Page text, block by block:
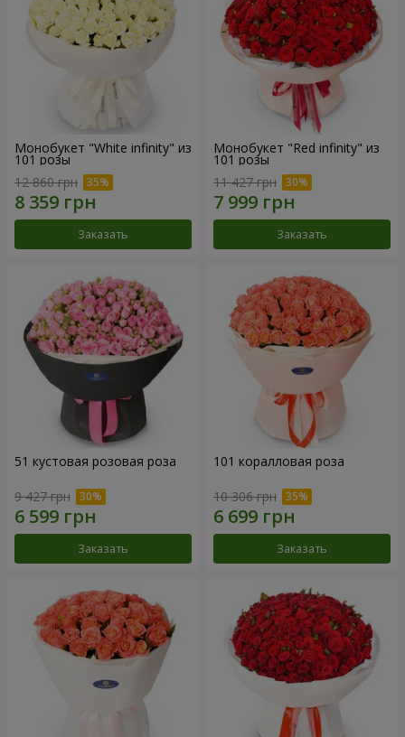
Монобукет "White infinity" из
101 розы
12 860 грн
Заказать
Монобукет "Red infinity" из
101 розы
11 427 грн
Заказать
51 кустовая розовая роза
9 427 грн
Заказать
101 коралловая роза
10 306 грн
Заказать